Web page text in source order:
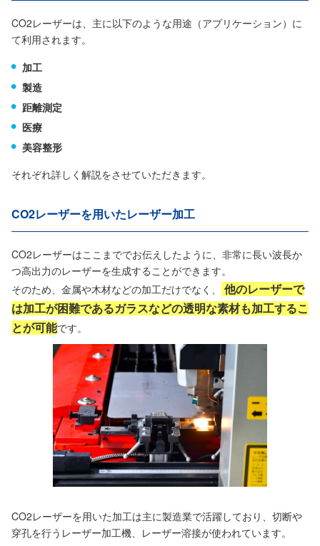
CO2レーザーは、主に以下のような用途（アプリケーション）に
て利用されます。
加工
製造
距離測定
医療
美容整形
それぞれ詳しく解説をさせていただきます。
CO2レーザーを用いたレーザー加工
CO2レーザーはここまででお伝えしたように、非常に長い波長か
つ高出力のレーザーを生成することができます。
そのため、金属や木材などの加工だけでなく、
他のレーザーで
は加工が困難であるガラスなどの透明な素材も加工するこ
とが可能です。
CO2レーザーを用いた加工は主に製造業で活躍しており、切断や
穿孔を行うレーザー加工機、レーザー溶接が使われています。